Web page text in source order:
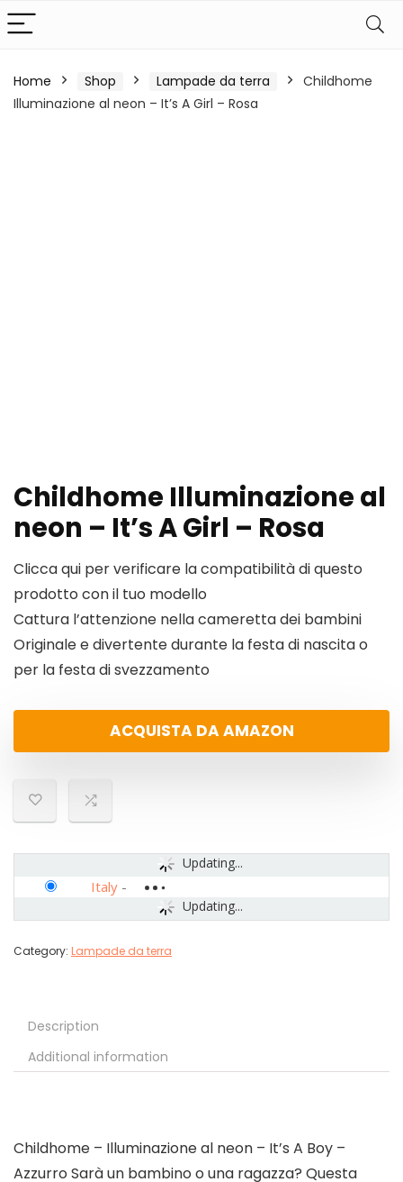
Home Shop Lampade da terra
Childhome
Illuminazione al neon – It’s A Girl – Rosa
Childhome Illuminazione al
neon – It’s A Girl – Rosa
Clicca qui per verificare la compatibilità di questo
prodotto con il tuo modello
Cattura l’attenzione nella cameretta dei bambini
Originale e divertente durante la festa di nascita o
per la festa di svezzamento
ACQUISTA DA AMAZON
Updating...
Updating...
Italy -
Category: Lampade da terra
Description
Additional information
Childhome – Illuminazione al neon – It’s A Boy –
Azzurro Sarà un bambino o una ragazza? Questa